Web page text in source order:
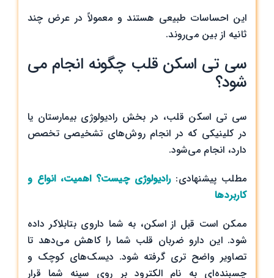
این احساسات طبیعی هستند و معمولاً در عرض چند
ثانیه از بین می‌روند.
سی تی اسکن قلب چگونه انجام می
شود؟
سی تی اسکن قلب، در بخش رادیولوژی بیمارستان یا
در کلینیکی که در انجام روش‌های تشخیصی تخصص
دارد، انجام می‌شود.
مطلب پیشنهادی:رادیولوژی چیست؟ اهمیت، انواع و
کاربردها
ممکن است قبل از اسکن، به شما داروی بتابلاکر داده
شود. این دارو ضربان قلب شما را کاهش می‌دهد تا
تصاویر واضح تری گرفته شود. دیسک‌های کوچک و
چسبنده‌ای به نام الکترود بر روی سینه شما قرار